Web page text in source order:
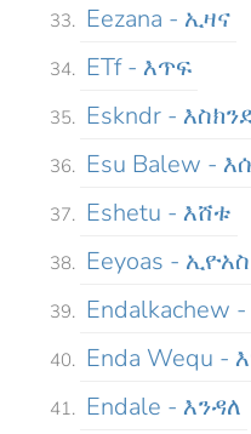
Eezana - ኢዛና
ETf - እጥፍ
Eskndr -
Esu Balew -
Eshetu - እሸቱ
Eeyoas - ኢዮአስ
Endalkachew
Enda Wequ -
Endale - እንዳለ